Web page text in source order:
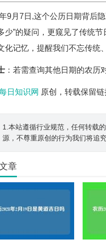
9月7日,这个公历日期背后
少”的疑问，更窥见了传统
化记忆，提醒我们不忘传统
：若需查询其他日期的农历
日知识网 原创，转载保留链
1.本站遵循行业规范，任何转载
源，不尊重原创的行为我们将追
章